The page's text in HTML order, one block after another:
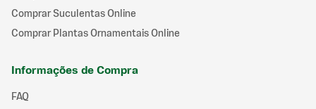
Comprar Suculentas Online
Comprar Plantas Ornamentais Online
Informações de Compra
FAQ